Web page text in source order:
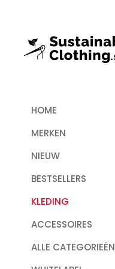
HOME
MERKEN
NIEUW
BESTSELLERS
KLEDING
ACCESSOIRES
ALLE CATEGORIEËN